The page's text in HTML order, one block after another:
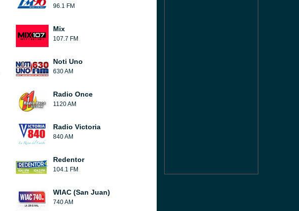
96.1 FM
Mix
107.7 FM
Noti Uno
630 AM
Radio Once
1120 AM
Radio Victoria
840 AM
Redentor
104.1 FM
WIAC (San Juan)
740 AM